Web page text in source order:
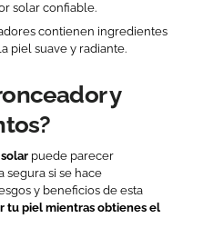
solar confiable.
contienen ingredientes
piel suave y radiante.
y
puede parecer
segura si se hace
y beneficios de esta
tu piel mientras obtienes el